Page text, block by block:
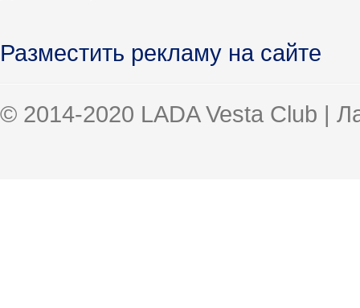
Разместить рекламу на сайте
© 2014-2020 LADA Vesta Club |